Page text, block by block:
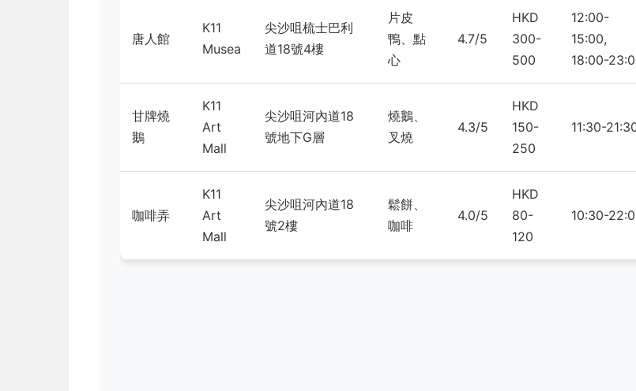
唐人館
K11
Musea
尖沙咀梳士巴利
道18號4樓
片皮
鴨、點
心
4.7/5
HKD
300-
500
12:00-
15:00,
18:00-
甘牌燒
鵝
K11
Art
Mall
尖沙咀河內道18
號地下G層
燒鵝、
叉燒
4.3/5
HKD
150-
250
11:30-
咖啡弄
K11
Art
Mall
尖沙咀河內道18
號2樓
鬆餅、
咖啡
4.0/5
HKD
80-
120
10:30-